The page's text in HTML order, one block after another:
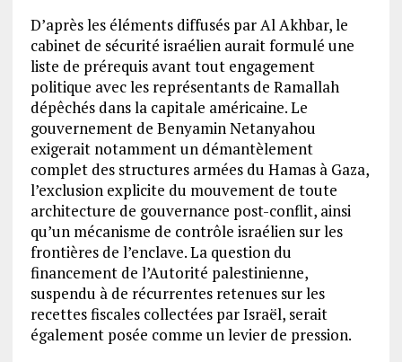
D’après les éléments diffusés par Al Akhbar, le
cabinet de sécurité israélien aurait formulé une
liste de prérequis avant tout engagement
politique avec les représentants de Ramallah
dépêchés dans la capitale américaine. Le
gouvernement de Benyamin Netanyahou
exigerait notamment un démantèlement
complet des structures armées du Hamas à Gaza,
l’exclusion explicite du mouvement de toute
architecture de gouvernance post-conflit, ainsi
qu’un mécanisme de contrôle israélien sur les
frontières de l’enclave. La question du
financement de l’Autorité palestinienne,
suspendu à de récurrentes retenues sur les
recettes fiscales collectées par Israël, serait
également posée comme un levier de pression.